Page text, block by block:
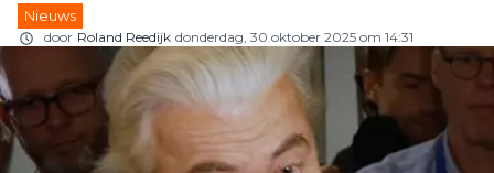
Nieuws
door Roland Reedijk donderdag, 30 oktober 2025 om 14:31